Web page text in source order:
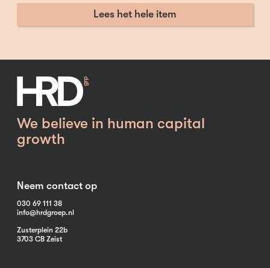
Lees het hele item
We believe in human capital
growth
Neem contact op
030 69 111 38
info@hrdgroep.nl
Zusterplein 22b
3703 CB Zeist